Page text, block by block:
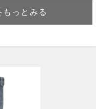
もっとみる